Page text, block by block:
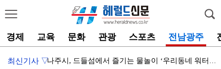
경제 교육 문화 관광 스포츠 전남광주
나주시, .기업 4곳 다시면 취약계층 위해 라면 200…
최신기사 ▽